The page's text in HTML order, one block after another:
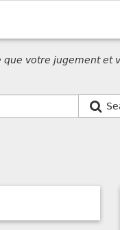
votre jugement et